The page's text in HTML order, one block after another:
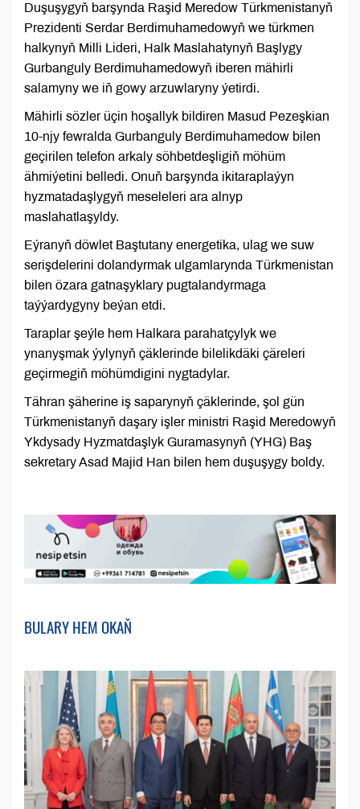
Duşuşygyň barşynda Raşid Meredow Türkmenistanyň
Prezidenti Serdar Berdimuhamedowyň we türkmen
halkynyň Milli Lideri, Halk Maslahatynyň Başlygy
Gurbanguly Berdimuhamedowyň iberen mähirli
salamyny we iň gowy arzuwlaryny ýetirdi.
Mähirli sözler üçin hoşallyk bildiren Masud Pezeşkian
10-njy fewralda Gurbanguly Berdimuhamedow bilen
geçirilen telefon arkaly söhbetdeşligiň möhüm
ähmiýetini belledi. Onuň barşynda ikitaraplaýyn
hyzmatadaşlygyň meseleleri ara alnyp
maslahatlaşyldy.
Eýranyň döwlet Baştutany energetika, ulag we suw
serişdelerini dolandyrmak ulgamlarynda Türkmenistan
bilen özara gatnaşyklary pugtalandyrmaga
taýýardygyny beýan etdi.
Taraplar şeýle hem Halkara parahatçylyk we
ynanyşmak ýylynyň çäklerinde bilelikdäki çäreleri
geçirmegiň möhümdigini nygtadylar.
Tähran şäherine iş saparynyň çäklerinde, şol gün
Türkmenistanyň daşary işler ministri Raşid Meredowyň
Ykdysady Hyzmatdaşlyk Guramasynyň (YHG) Baş
sekretary Asad Majid Han bilen hem duşuşygy boldy.
BULARY HEM OKAŇ